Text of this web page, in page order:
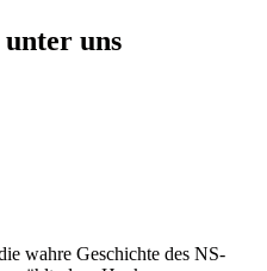
uns
wahre Geschichte des NS-